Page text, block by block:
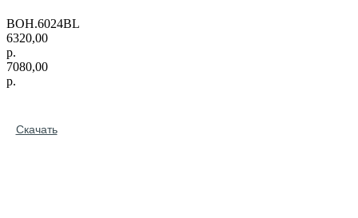
Скачать
BOH.6024BL
6320,00
р.
7080,00
р.